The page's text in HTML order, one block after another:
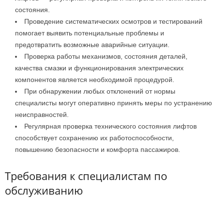
состояния.
Проведение систематических осмотров и тестирований
помогает выявить потенциальные проблемы и
предотвратить возможные аварийные ситуации.
Проверка работы механизмов, состояния деталей,
качества смазки и функционирования электрических
компонентов является необходимой процедурой.
При обнаружении любых отклонений от нормы
специалисты могут оперативно принять меры по устранению
неисправностей.
Регулярная проверка технического состояния лифтов
способствует сохранению их работоспособности,
повышению безопасности и комфорта пассажиров.
Требования к специалистам по
обслуживанию